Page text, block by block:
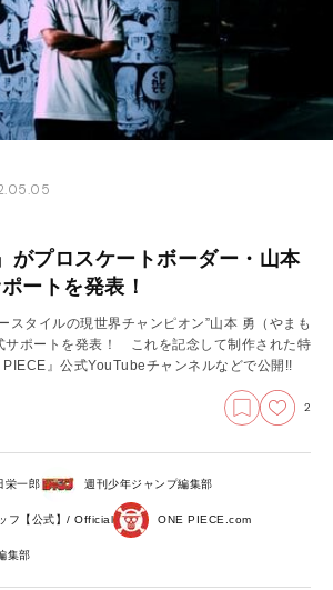
がプロスケートボーダー・山本
ートを発表！
スタイルの現世界チャンピオン”山本 勇（やまも
サポートを発表！ これを記念して制作された特
』公式YouTubeチャンネルなどで公開!!
2
栄一郎 週刊少年ジャンプ編集部
フ【公式】/ Official ONE PIECE.com
集部